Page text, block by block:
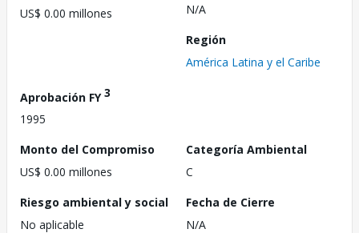
US$ 0.00 millones
N/A
Región
América Latina y el Caribe
Aprobación FY3
1995
Monto del Compromiso
US$ 0.00 millones
Categoría Ambiental
C
Riesgo ambiental y social
No aplicable
Fecha de Cierre
N/A